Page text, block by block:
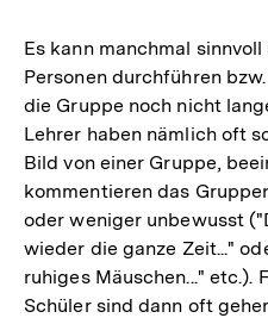
Es kann manchmal
Personen durchführen
die Gruppe noch nicht
Lehrer haben nämlich oft
Bild von einer Gruppe,
kommentieren das
oder weniger unbewusst
wieder die ganze Zeit..."
ruhiges Mäuschen..." etc.).
Schüler sind dann oft